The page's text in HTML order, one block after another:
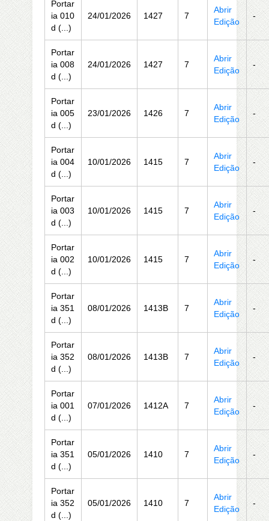
Portar
ia 010
d (...)
24/01/2026 1427 7
Abrir
Edição
-
Portar
ia 008
d (...)
24/01/2026 1427 7
Abrir
Edição
-
Portar
ia 005
d (...)
23/01/2026 1426 7
Abrir
Edição
-
Portar
ia 004
d (...)
10/01/2026 1415 7
Abrir
Edição
-
Portar
ia 003
d (...)
10/01/2026 1415 7
Abrir
Edição
-
Portar
ia 002
d (...)
10/01/2026 1415 7
Abrir
Edição
-
Portar
ia 351
d (...)
08/01/2026 1413B 7
Abrir
Edição
-
Portar
ia 352
d (...)
08/01/2026 1413B 7
Abrir
Edição
-
Portar
ia 001
d (...)
07/01/2026 1412A 7
Abrir
Edição
-
Portar
ia 351
d (...)
05/01/2026 1410 7
Abrir
Edição
-
Portar
ia 352
d (...)
05/01/2026 1410 7
Abrir
Edição
-